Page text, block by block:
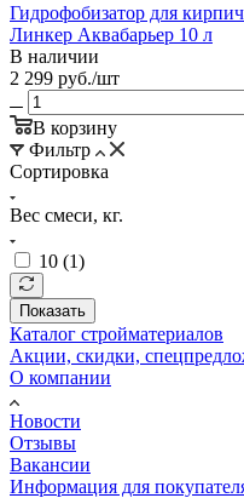
Гидрофобизатор для
Линкер Аквабарьер 10 л
В наличии
2 299 руб./шт
В корзину
Фильтр
Сортировка
Вес смеси, кг.
10 (1)
Показать
Каталог стройматериалов
Акции, скидки,
О компании
Новости
Отзывы
Вакансии
Информация для